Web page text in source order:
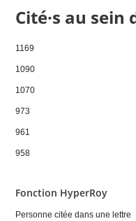
Cité·s au
1169
1090
1070
973
961
958
Fonction HyperRoy
Personne citée dans une lettre